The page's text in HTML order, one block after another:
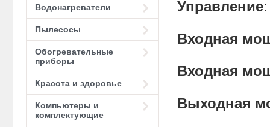
Водонагреватели
Пылесосы
Обогревательные
приборы
Красота и здоровье
Компьютеры и
комплектующие
Управление
Входная
Входная
Выходная